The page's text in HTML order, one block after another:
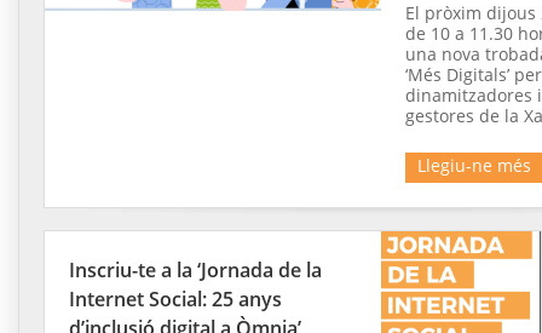
El pròxim dijous
de 10 a 11.30
una nova
‘Més Digitals’
dinamitzadores
gestores de la
Llegiu-ne més
Inscriu-te a la ‘Jornada de la
Internet Social: 25 anys